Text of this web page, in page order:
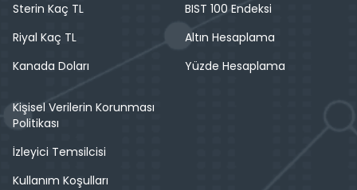
Sterin Kaç TL
Riyal Kaç TL
Kanada Doları
BIST 100 Endeksi
Altın Hesaplama
Yüzde Hesaplama
Kişisel Verilerin Korunması
Politikası
İzleyici Temsilcisi
Kullanım Koşulları